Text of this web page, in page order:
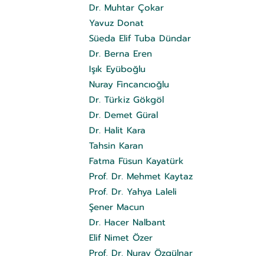
Dr. Muhtar Çokar
Yavuz Donat
Süeda Elif Tuba Dündar
Dr. Berna Eren
Işık Eyüboğlu
Nuray Fincancıoğlu
Dr. Türkiz Gökgöl
Dr. Demet Güral
Dr. Halit Kara
Tahsin Karan
Fatma Füsun Kayatürk
Prof. Dr. Mehmet Kaytaz
Prof. Dr. Yahya Laleli
Şener Macun
Dr. Hacer Nalbant
Elif Nimet Özer
Prof. Dr. Nuray Özgülnar